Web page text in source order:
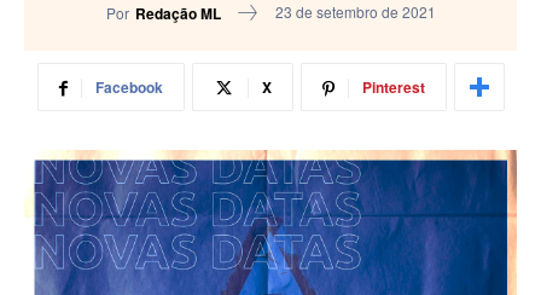
Por Redação ML 23 de setembro de 2021
Facebook X Pinterest